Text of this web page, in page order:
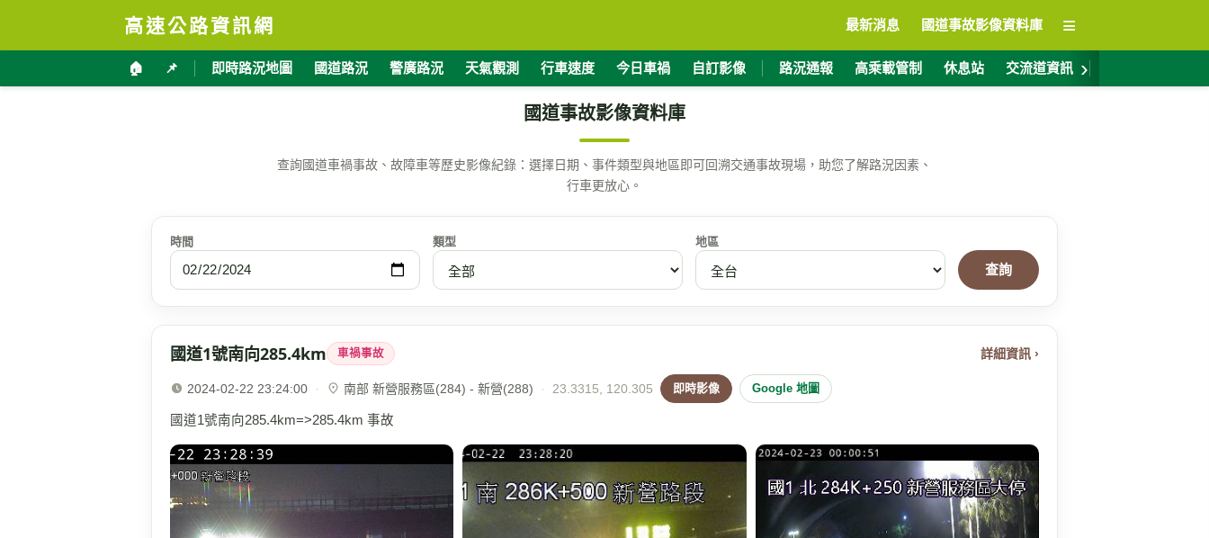
高速公路資訊網 最新消息 國道事故影像資料庫 ≡
🏠 📌 即時路況地圖 國道路況 警廣路況 天氣觀測 行車速度 今日車禍 自訂影像 路況通報 高乘載管制 休息站 交流道資訊 ›
國道事故影像資料庫
查詢國道車禍事故、故障車等歷史影像紀錄：選擇日期、事件類型與地區即可回溯交通事故現場，助您了解路況因素、
行車更放心。
時間 類型 地區
查詢
國道1號南向285.4km 車禍事故 詳細資訊 ›
2024-02-22 23:24:00 · 南部 新營服務區(284) - 新營(288) · 23.3315, 120.305 即時影像 Google 地圖
國道1號南向285.4km=>285.4km 事故